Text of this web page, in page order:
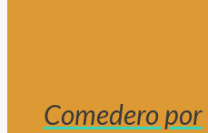
Comedero por